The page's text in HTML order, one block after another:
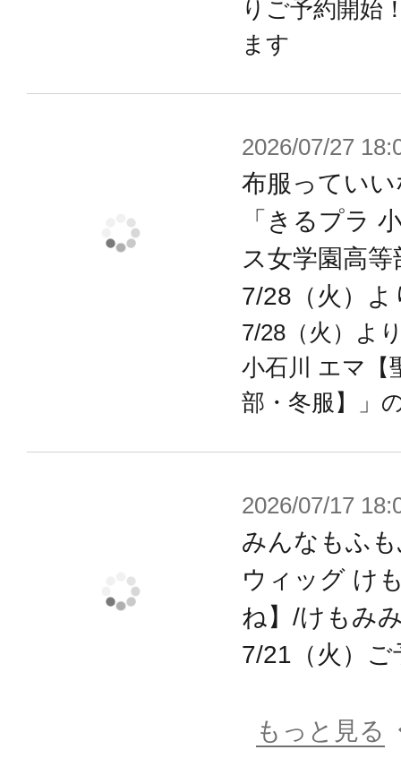
左肩を上げた造形になっているボデ
所にあるものに手を伸ばすようなポ
幅広いシチュエーションに使える専
胸元のリボンは細かいストライプが
左肩上げ用ボディのリボンも塗装済
も完成イメージに近い仕上がりをお
【3種類の形状のスカートパーツ】
静かな立ち姿に使う「通常タイプ」
を表現できる「座り姿タイプ」。
そして今回最もこだわったのが「な
かれて舞い上がる表情を付けたなび
指でつまめば可憐なカーテシーポー
ボブカットに使用できる前髪アレン
りご予約開始
ます
2026/07/27
布服ってい
「きるプラ
ス女学園高
7/28（火）
7/28（火）よ
小石川 エマ【
部・冬服】」
2026/07/17
みんなもふ
ウィッグ け
ね】/けもみ
7/21（火）ご
もっと見る